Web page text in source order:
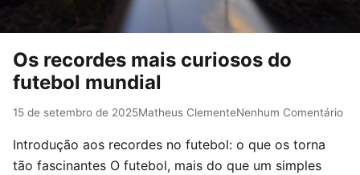
Os recordes mais curiosos do
futebol mundial
15 de setembro de 2025Matheus ClementeNenhum Comentário
Introdução aos recordes no futebol: o que os torna
tão fascinantes O futebol, mais do que um simples